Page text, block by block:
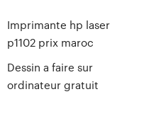
Imprimante hp laser
p1102 prix maroc
Dessin a faire sur
ordinateur gratuit